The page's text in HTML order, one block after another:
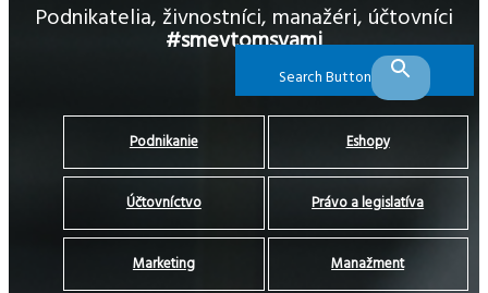
Search Button
Podnikatelia, živnostníci, manažéri, účtovníci
#smevtomsvami
Podnikanie Eshopy
Účtovníctvo Právo a legislatíva
Marketing Manažment